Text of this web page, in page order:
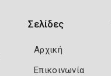
Σελίδες
Αρχική
Επικοινωνία